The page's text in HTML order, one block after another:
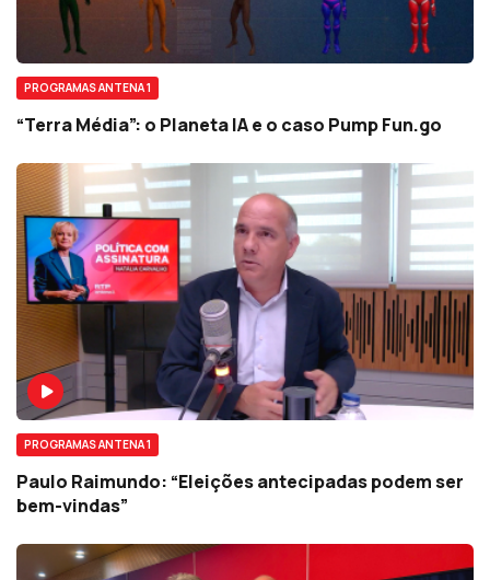
PROGRAMAS ANTENA 1
“Terra Média”: o Planeta IA e o caso Pump Fun.go
PROGRAMAS ANTENA 1
Paulo Raimundo: “Eleições antecipadas podem ser
bem-vindas”